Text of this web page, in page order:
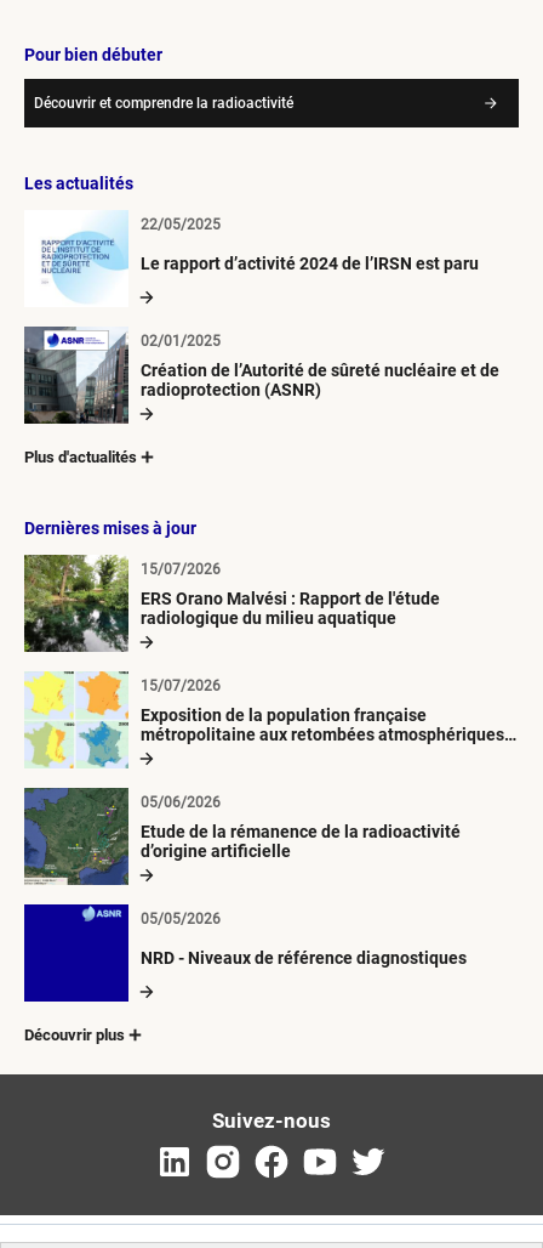
Pour bien débuter
Découvrir et comprendre la radioactivité
Les actualités
Le rapport d’activité 2024 de l’IRSN est paru
22/05/2025
Création de l’Autorité de sûreté nucléaire et de
radioprotection (ASNR)
02/01/2025
Plus d'actualités
Dernières mises à jour
ERS Orano Malvési : Rapport de l'étude
radiologique du milieu aquatique
15/07/2026
Exposition de la population française
métropolitaine aux retombées atmosphériques
radioactives depuis 1945
15/07/2026
Etude de la rémanence de la radioactivité
d’origine artificielle
05/06/2026
NRD - Niveaux de référence diagnostiques
05/05/2026
Découvrir plus
Suivez-nous